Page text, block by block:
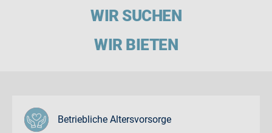
WIR SUCHEN
WIR BIETEN
Betriebliche Altersvorsorge